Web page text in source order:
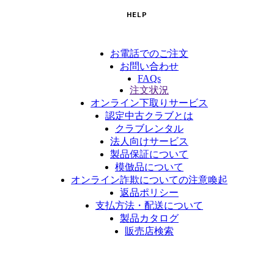
HELP
お電話でのご注文
お問い合わせ
FAQs
注文状況
オンライン下取りサービス
認定中古クラブとは
クラブレンタル
法人向けサービス
製品保証について
模倣品について
オンライン詐欺についての注意喚起
返品ポリシー
支払方法・配送について
製品カタログ
販売店検索